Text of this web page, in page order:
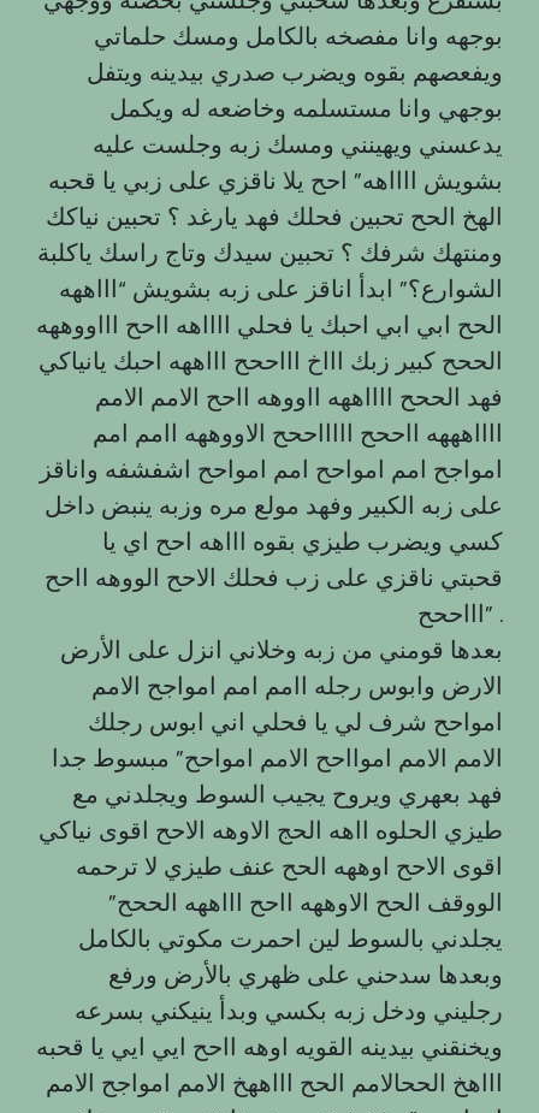
بوجهه وانا مفصخه بالكامل ومسك حلماتي
ويفعصهم بقوه ويضرب صدري بيدينه ويتفل
بوجهي وانا مستسلمه وخاضعه له ويكمل
يدعسني ويهينني ومسك زبه وجلست عليه
بشويش ااااهه” احح يلا ناقزي على زبي يا قحبه
الهخ الحح تحبين فحلك فهد يارغد ؟ تحبين نياكك
ومنتهك شرفك ؟ تحبين سيدك وتاج راسك ياكلبة
الشوارع؟” ابدأ اناقز على زبه بشويش “اااههه
الحح ابي ابي احبك يا فحلي ااااهه ااحح اااووههه
الححح كبير زبك اااخ اااححح اااههه احبك يانياكي
فهد الححح ااااههه ااووهه ااحح الامم الامم
ااااهههه ااححح اااااححح الاووههه اامم امم
امواجح امم امواحح امم امواحح اشفشفه واناقز
على زبه الكبير وفهد مولع مره وزبه ينبض داخل
كسي ويضرب طيزي بقوه اااهه احح اي يا
قحبتي ناقزي على زب فحلك الاحح الووهه ااحح
اااححح” .
بعدها قومني من زبه وخلاني انزل على الأرض
الارض وابوس رجله اامم امم امواجح الامم
امواحح شرف لي يا فحلي اني ابوس رجلك
الامم الامم اموااحح الامم امواحح” مبسوط جدا
فهد بعهري ويروح يجيب السوط ويجلدني مع
طيزي الحلوه ااهه الحج الاوهه الاحح اقوى نياكي
اقوى الاحح اوههه الحح عنف طيزي لا ترحمه
الووقف الحح الاوههه ااحح اااههه الححح”
يجلدني بالسوط لين احمرت مكوتي بالكامل
وبعدها سدحني على ظهري بالأرض ورفع
رجليني ودخل زبه بكسي وبدأ ينيكني بسرعه
ويخنقني بيدينه القويه اوهه ااحح ايي ايي يا قحبه
اااهخ الححالامم الحح اااههخ الامم امواجح الامم